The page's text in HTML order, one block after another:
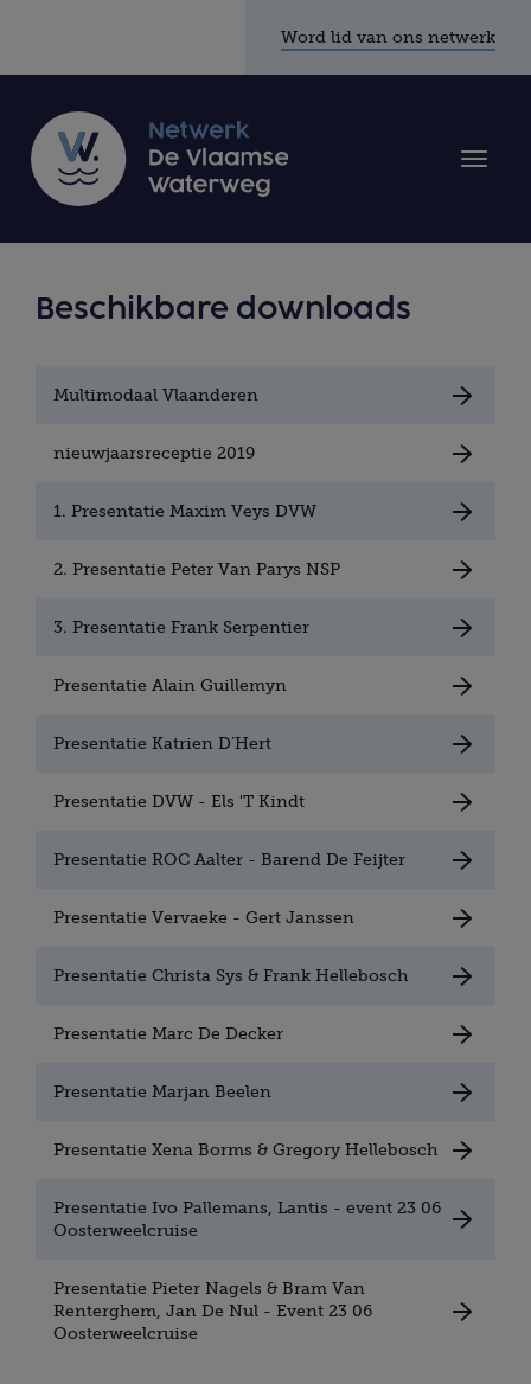
Word lid van ons netwerk
Toggle
Beschikbare downloads
Multimodaal Vlaanderen
nieuwjaarsreceptie 2019
1. Presentatie Maxim Veys DVW
2. Presentatie Peter Van Parys NSP
3. Presentatie Frank Serpentier
Presentatie Alain Guillemyn
Presentatie Katrien D’Hert
Presentatie DVW - Els 'T Kindt
Presentatie ROC Aalter - Barend De Feijter
Presentatie Vervaeke - Gert Janssen
Presentatie Christa Sys & Frank Hellebosch
Presentatie Marc De Decker
Presentatie Marjan Beelen
Presentatie Xena Borms & Gregory Hellebosch
Presentatie Ivo Pallemans, Lantis - event 23 06
Oosterweelcruise
Presentatie Pieter Nagels & Bram Van
Renterghem, Jan De Nul - Event 23 06
Oosterweelcruise